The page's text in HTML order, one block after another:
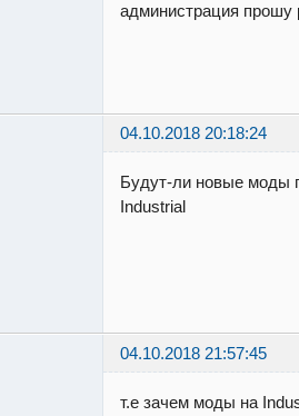
администрация прошу
04.10.2018 20:18:24
Будут-ли новые моды
Industrial
04.10.2018 21:57:45
т.е зачем моды на